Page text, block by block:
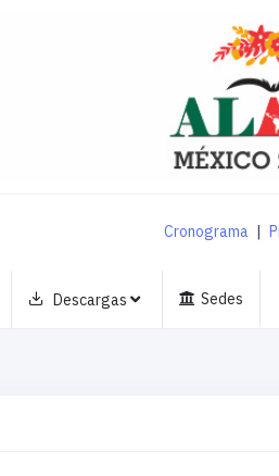
Cronograma |
Descargas Sedes